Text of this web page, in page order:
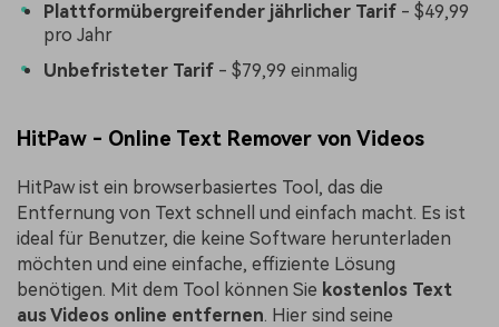
Plattformübergreifender jährlicher Tarif - $49,99
pro Jahr
Unbefristeter Tarif - $79,99 einmalig
HitPaw - Online Text Remover von Videos
HitPaw ist ein browserbasiertes Tool, das die
Entfernung von Text schnell und einfach macht. Es ist
ideal für Benutzer, die keine Software herunterladen
möchten und eine einfache, effiziente Lösung
benötigen. Mit dem Tool können Sie kostenlos Text
aus Videos online entfernen. Hier sind seine